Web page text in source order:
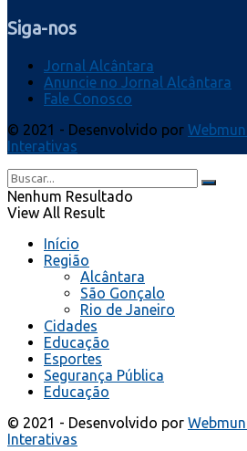
Siga-nos
Jornal Alcântara
Anuncie no Jornal Alcântara
Fale Conosco
© 2021 - Desenvolvido por
Interativas
Nenhum Resultado
View All Result
Início
Região
Alcântara
São Gonçalo
Rio de Janeiro
Cidades
Educação
Esportes
Segurança Pública
Educação
© 2021 - Desenvolvido por
Interativas